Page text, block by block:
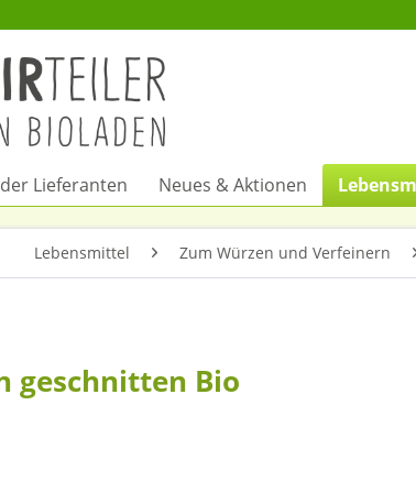
Lieferanten Neues & Aktionen
Lebensmittel Zum Würzen und Verfeinern
geschnitten Bio